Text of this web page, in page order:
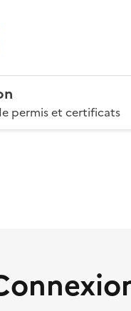
permis et certificats